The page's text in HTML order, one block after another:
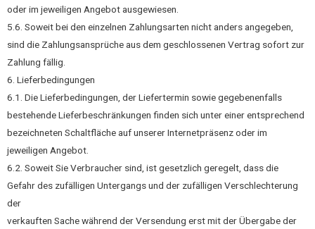
oder im jeweiligen Angebot ausgewiesen.
5.6. Soweit bei den einzelnen Zahlungsarten nicht anders angegeben,
sind die Zahlungsansprüche aus dem geschlossenen Vertrag sofort zur
Zahlung fällig.
6. Lieferbedingungen
6.1. Die Lieferbedingungen, der Liefertermin sowie gegebenenfalls
bestehende Lieferbeschränkungen finden sich unter einer entsprechend
bezeichneten Schaltfläche auf unserer Internetpräsenz oder im
jeweiligen Angebot.
6.2. Soweit Sie Verbraucher sind, ist gesetzlich geregelt, dass die
Gefahr des zufälligen Untergangs und der zufälligen Verschlechterung
der
verkauften Sache während der Versendung erst mit der Übergabe der